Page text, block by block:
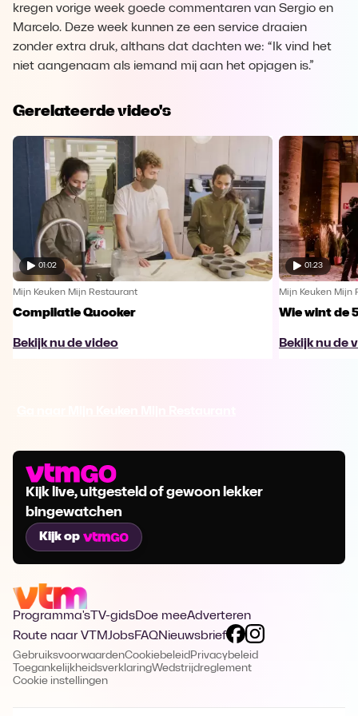
kregen vorige week goede commentaren van Sergio en
Marcelo. Deze week kunnen ze een service draaien
zonder extra druk, althans dat dachten we: “Ik vind het
niet aangenaam als iemand mij aan het opjagen is.”
Gerelateerde video's
01:02
Mijn Keuken Mijn Restaurant
Compilatie Quooker
Bekijk nu de video
01:23
Mijn Keuken Mijn
Wie wint de
Bekijk nu de
Kijk live, uitgesteld of gewoon lekker
bingewatchen
Kijk op
Programma's TV-gidsDoe meeAdverteren
Route naar VTMJobsFAQNieuwsbrief
GebruiksvoorwaardenCookiebeleid Privacybeleid
ToegankelijkheidsverklaringWedstrijdreglement
Cookie instellingen